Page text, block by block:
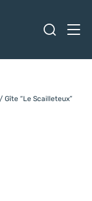
Gîte “Le Scailleteux”